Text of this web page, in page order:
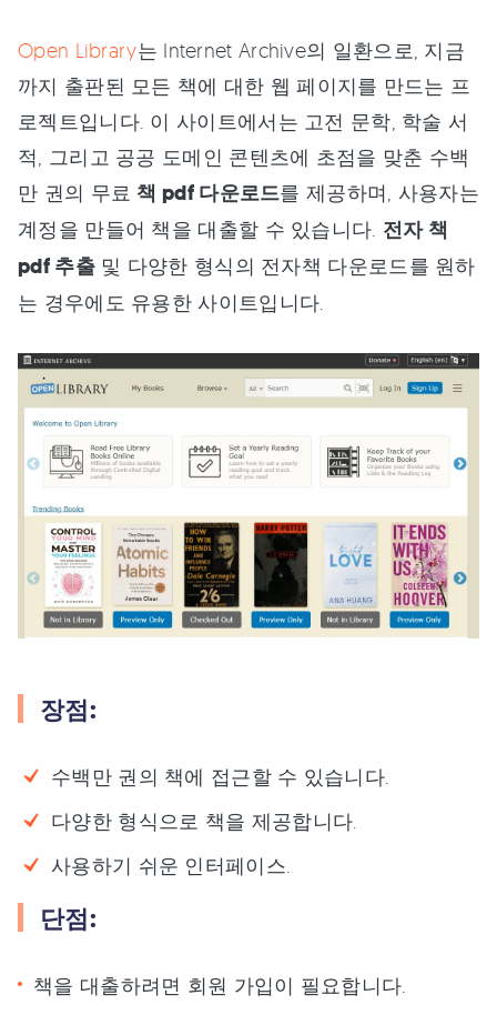
Open Library는 Internet Archive의 일환으로, 지금
까지 출판된 모든 책에 대한 웹 페이지를 만드는 프
로젝트입니다. 이 사이트에서는 고전 문학, 학술 서
적, 그리고 공공 도메인 콘텐츠에 초점을 맞춘 수백
만 권의 무료책 pdf 다운로드를 제공하며, 사용자는
계정을 만들어 책을 대출할 수 있습니다. 전자 책
pdf 추출및 다양한 형식의 전자책 다운로드를 원하
는 경우에도 유용한 사이트입니다.
장점:
수백만 권의 책에 접근할 수 있습니다.
다양한 형식으로 책을 제공합니다.
사용하기 쉬운 인터페이스.
단점:
책을 대출하려면 회원 가입이 필요합니다.